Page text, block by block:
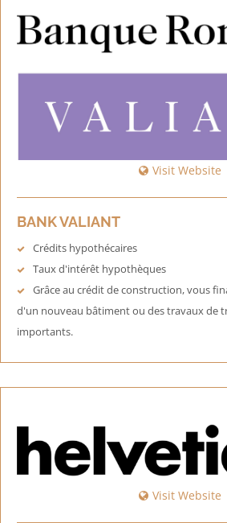
Visit Website
BANK VALIANT
Crédits hypothécaires
Taux d'intérêt hypothèques
Grâce au crédit de construction, vous
d'un nouveau bâtiment ou des travaux de
importants.
Visit Website